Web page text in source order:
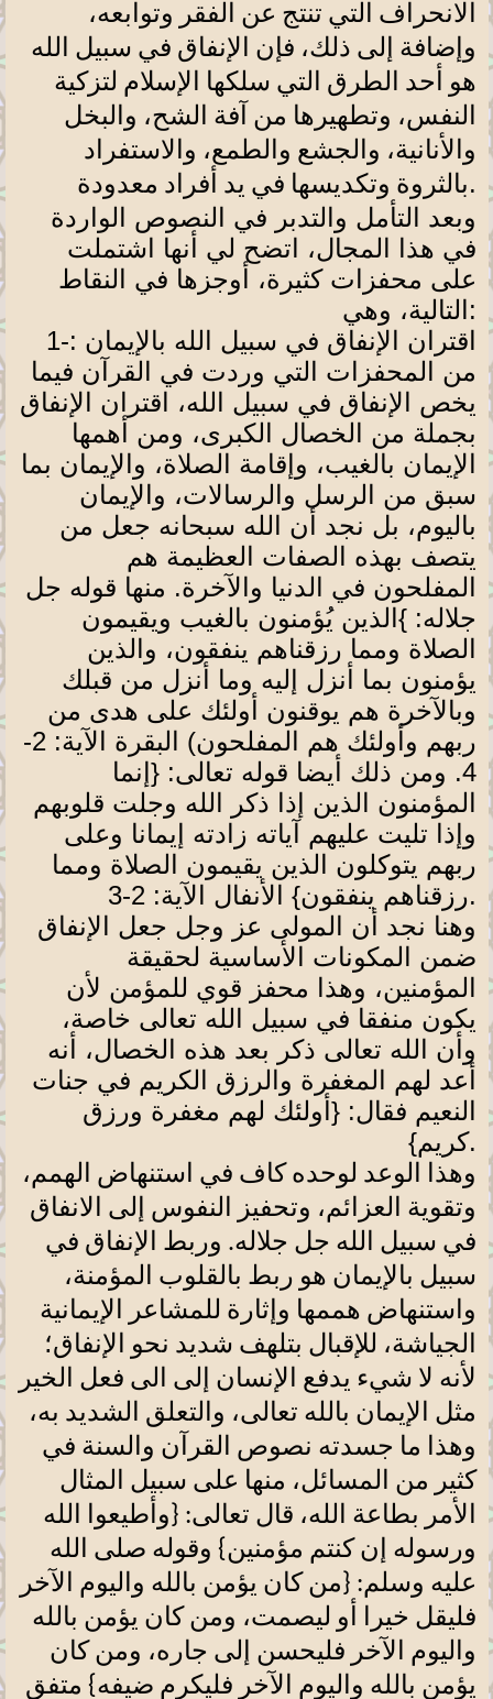
الانحراف التي تنتج عن الفقر وتوابعه،
وإضافة إلى ذلك، فإن الإنفاق في سبيل الله
هو أحد الطرق التي سلكها الإسلام لتزكية
النفس، وتطهيرها من آفة الشح، والبخل
والأنانية، والجشع والطمع، والاستفراد
بالثروة وتكديسها في يد أفراد معدودة.
وبعد التأمل والتدبر في النصوص الواردة
في هذا المجال، اتضح لي أنها اشتملت
على محفزات كثيرة، أوجزها في النقاط
التالية، وهي:
1-اقتران الإنفاق في سبيل الله بالإيمان :
من المحفزات التي وردت في القرآن فيما
يخص الإنفاق في سبيل الله، اقتران الإنفاق
بجملة من الخصال الكبرى، ومن أهمها
الإيمان بالغيب، وإقامة الصلاة، والإيمان بما
سبق من الرسل والرسالات، والإيمان
باليوم، بل نجد أن الله سبحانه جعل من
يتصف بهذه الصفات العظيمة هم
المفلحون في الدنيا والآخرة. منها قوله جل
جلاله:{الذين يُؤمنون بالغيب ويقيمون
الصلاة ومما رزقناهم ينفقون، والذين
يؤمنون بما أنزل إليه وما أنزل من قبلك
وبالآخرة هم يوقنون أولئك على هدى من
ربهم وأولئك هم المفلحون) البقرة الآية: 2-
4. ومن ذلك أيضا قوله تعالى: {إنما
المؤمنون الذين إذا ذكر الله وجلت قلوبهم
وإذا تليت عليهم آياته زادته إيمانا وعلى
ربهم يتوكلون الذين يقيمون الصلاة ومما
رزقناهم ينفقون} الأنفال الآية: 2-3.
وهنا نجد أن المولى عز وجل جعل الإنفاق
ضمن المكونات الأساسية لحقيقة
المؤمنين، وهذا محفز قوي للمؤمن لأن
يكون منفقا في سبيل الله تعالى خاصة،
وأن الله تعالى ذكر بعد هذه الخصال، أنه
أعد لهم المغفرة والرزق الكريم في جنات
النعيم فقال: {أولئك لهم مغفرة ورزق
كريم}.
وهذا الوعد لوحده كاف في استنهاض الهمم،
وتقوية العزائم، وتحفيز النفوس إلى الانفاق
في سبيل الله جل جلاله. وربط الإنفاق في
سبيل بالإيمان هو ربط بالقلوب المؤمنة،
واستنهاض هممها وإثارة للمشاعر الإيمانية
الجياشة، للإقبال بتلهف شديد نحو الإنفاق؛
لأنه لا شيء يدفع الإنسان إلى الى فعل الخير
مثل الإيمان بالله تعالى، والتعلق الشديد به،
وهذا ما جسدته نصوص القرآن والسنة في
كثير من المسائل، منها على سبيل المثال
الأمر بطاعة الله، قال تعالى: {وأطيعوا الله
ورسوله إن كنتم مؤمنين} وقوله صلى الله
عليه وسلم: {من كان يؤمن بالله واليوم الآخر
فليقل خيرا أو ليصمت، ومن كان يؤمن بالله
واليوم الآخر فليحسن إلى جاره، ومن كان
يؤمن بالله واليوم الآخر فليكرم ضيفه} متفق